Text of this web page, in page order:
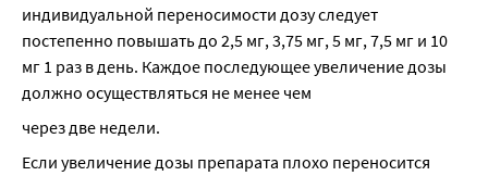
индивидуальной переносимости дозу следует
постепенно повышать до 2,5 мг, 3,75 мг, 5 мг, 7,5 мг и 10
мг 1 раз в день. Каждое последующее увеличение дозы
должно осуществляться не менее чем
через две недели.
Если увеличение дозы препарата плохо переносится